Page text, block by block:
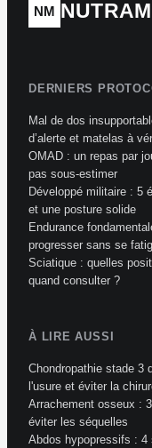
NM
DERNIERS
Mal de dos
d’alerte et matelas à
OMAD : un repas par
pas sous-estimer
Développé militaire : 5
et une posture solide
Endurance
progresser sans se
Sciatique : quelles
quand consulter ?
À LIRE AUSSI
Chondropathie stade 3
l'usure et éviter la
Arrachement osseux :
éviter les séquelles
Abdos hypopressifs : 4